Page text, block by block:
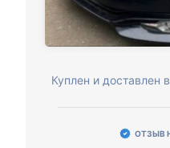
Куплен и доставлен
ОТЗЫВ